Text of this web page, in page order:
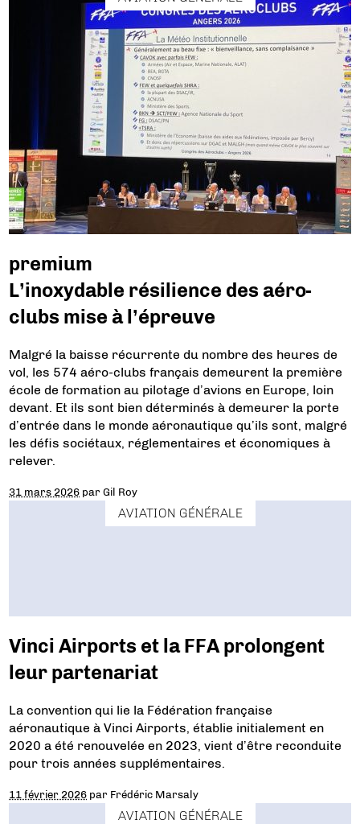
premium
L’inoxydable résilience des aéro-
clubs mise à l’épreuve
Malgré la baisse récurrente du nombre des heures de
vol, les 574 aéro-clubs français demeurent la première
école de formation au pilotage d’avions en Europe, loin
devant. Et ils sont bien déterminés à demeurer la porte
d’entrée dans le monde aéronautique qu’ils sont, malgré
les défis sociétaux, réglementaires et économiques à
relever.
31 mars 2026 parGil Roy
AVIATION GÉNÉRALE
Vinci Airports et la FFA prolongent
leur partenariat
La convention qui lie la Fédération française
aéronautique à Vinci Airports, établie initialement en
2020 a été renouvelée en 2023, vient d’être reconduite
pour trois années supplémentaires.
11 février 2026 par Frédéric Marsaly
AVIATION GÉNÉRALE